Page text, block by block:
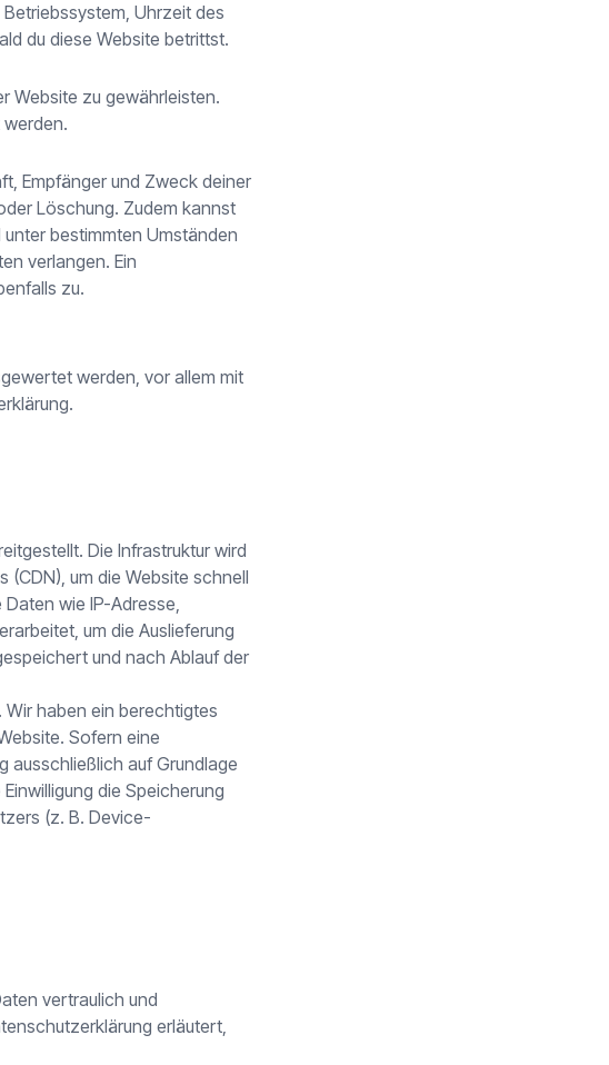
Uhrzeit des
du diese Website betrittst.
Website zu gewährleisten.
Empfänger und Zweck deiner
Löschung. Zudem kannst
bestimmten Umständen
verlangen. Ein
zu.
werden, vor allem mit
Die Infrastruktur wird
um die Website schnell
wie IP-Adresse,
um die Auslieferung
und nach Ablauf der
Wir haben ein berechtigtes
Sofern eine
ausschließlich auf Grundlage
die Speicherung
(z. B. Device-
vertraulich und
erläutert,